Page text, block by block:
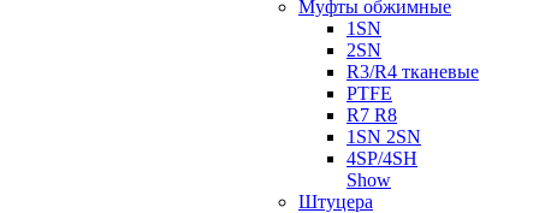
Муфты обжимные
1SN
2SN
R3/R4 тканевые
PTFE
R7 R8
1SN 2SN
4SP/4SH
Show
Штуцера